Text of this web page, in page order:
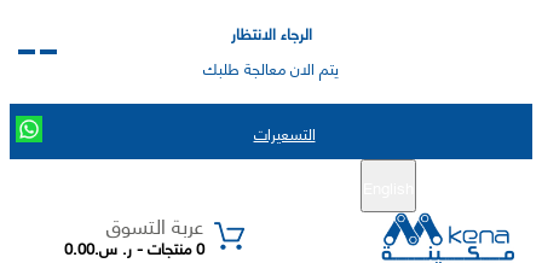
الرجاء الانتظار
يتم الان معالجة طلبك
التسعيرات
عربة التسوق
0 منتجات - ر. س.0.00